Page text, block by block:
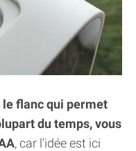
le flanc qui permet
du temps, vous
, car l'idée est ici